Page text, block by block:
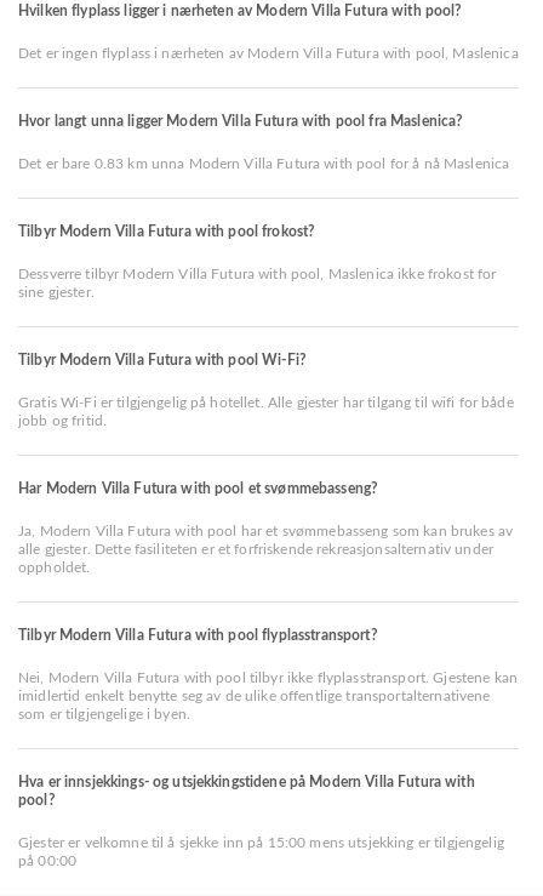
Hvilken flyplass ligger i nærheten av Modern Villa Futura with pool?
Det er ingen flyplass i nærheten av Modern Villa Futura with pool, Maslenica
Hvor langt unna ligger Modern Villa Futura with pool fra Maslenica?
Det er bare 0.83 km unna Modern Villa Futura with pool for å nå Maslenica
Tilbyr Modern Villa Futura with pool frokost?
Dessverre tilbyr Modern Villa Futura with pool, Maslenica ikke frokost for
sine gjester.
Tilbyr Modern Villa Futura with pool Wi-Fi?
Gratis Wi-Fi er tilgjengelig på hotellet. Alle gjester har tilgang til wifi for både
jobb og fritid.
Har Modern Villa Futura with pool et svømmebasseng?
Ja, Modern Villa Futura with pool har et svømmebasseng som kan brukes av
alle gjester. Dette fasiliteten er et forfriskende rekreasjonsalternativ under
oppholdet.
Tilbyr Modern Villa Futura with pool flyplasstransport?
Nei, Modern Villa Futura with pool tilbyr ikke flyplasstransport. Gjestene kan
imidlertid enkelt benytte seg av de ulike offentlige transportalternativene
som er tilgjengelige i byen.
Hva er innsjekkings- og utsjekkingstidene på Modern Villa Futura with
pool?
Gjester er velkomne til å sjekke inn på 15:00 mens utsjekking er tilgjengelig
på 00:00